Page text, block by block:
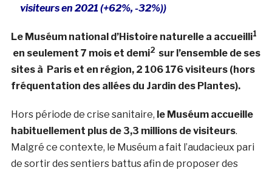
visiteurs en 2021 (+62%, -32%))
Le Muséum national d’Histoire naturelle a accueilli1
en seulement 7 mois et demi2sur l’ensemble de ses
sites à Paris et en région, 2 106 176 visiteurs (hors
fréquentation des allées du Jardin des Plantes).
Hors période de crise sanitaire, le Muséum accueille
habituellement plus de 3,3 millions de visiteurs.
Malgré ce contexte, le Muséum a fait l’audacieux pari
de sortir des sentiers battus afin de proposer des